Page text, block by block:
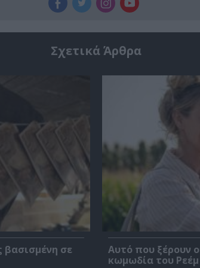
Σχετικά Άρθρα
βασισμένη σε
Αυτό που ξέρουν
κωμωδία του Ρεέμ